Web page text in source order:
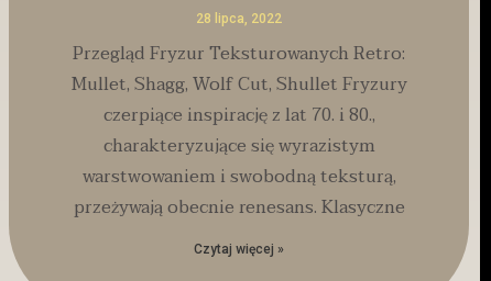
28 lipca, 2022
Przegląd Fryzur Teksturowanych Retro:
Mullet, Shagg, Wolf Cut, Shullet Fryzury
czerpiące inspirację z lat 70. i 80.,
charakteryzujące się wyrazistym
warstwowaniem i swobodną teksturą,
przeżywają obecnie renesans. Klasyczne
Czytaj więcej »